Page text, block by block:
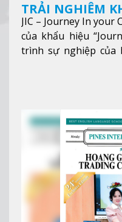
TRẢI NGHIỆM
5 SAO TẠI
JIC – Journey In your
của khẩu hiệu
trình sự nghiệp của